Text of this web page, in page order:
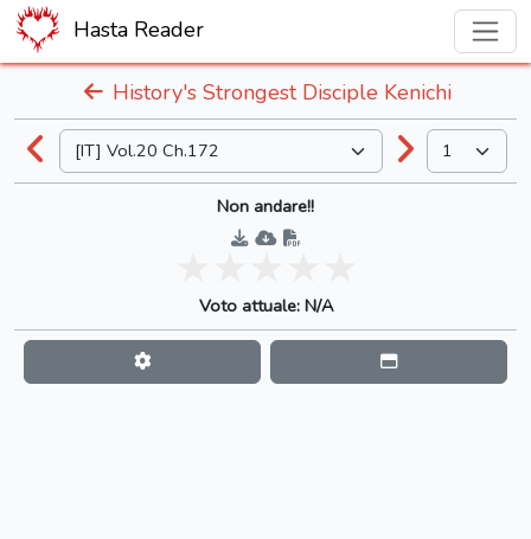
Hasta Reader
History's Strongest Disciple Kenichi
Non andare!!
Voto attuale: N/A